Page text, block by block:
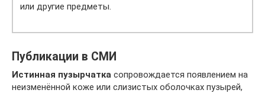
или другие предметы.
Публикации в СМИ
Истинная пузырчатка сопровождается появлением на
неизменённой коже или слизистых оболочках пузырей,